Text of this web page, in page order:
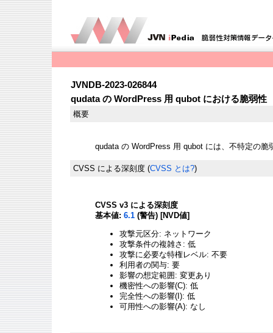
JVNDB-2023-026844
qudata の WordPress 用 qubot における脆弱性
概要
qudata の WordPress 用 qubot には、不特定の脆
CVSS による深刻度 (CVSS とは?)
CVSS v3 による深刻度
基本値: 6.1 (警告) [NVD値]
攻撃元区分: ネットワーク
攻撃条件の複雑さ: 低
攻撃に必要な特権レベル: 不要
利用者の関与: 要
影響の想定範囲: 変更あり
機密性への影響(C): 低
完全性への影響(I): 低
可用性への影響(A): なし